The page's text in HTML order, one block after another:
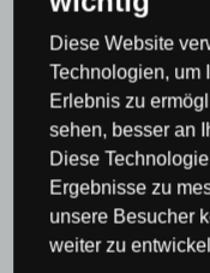
Produktfragen
Es gibt noch keine
Sie der Erste!
Ihr Name (Optional):
Diese Website
Technologien, um
Erlebnis zu
sehen, besser an
Diese
Ergebnisse zu
unsere Besucher
weiter zu